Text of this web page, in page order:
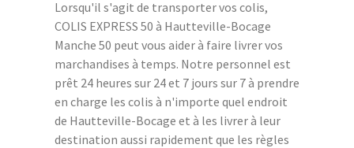
Lorsqu'il s'agit de transporter vos colis,
COLIS EXPRESS 50 à Hautteville-Bocage
Manche 50 peut vous aider à faire livrer vos
marchandises à temps. Notre personnel est
prêt 24 heures sur 24 et 7 jours sur 7 à prendre
en charge les colis à n'importe quel endroit
de Hautteville-Bocage et à les livrer à leur
destination aussi rapidement que les règles